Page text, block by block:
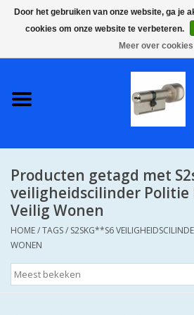
S2 COMPLETE VEILIGE
SKG**
S2 CILINDER SLOTEN IN
IEDERE GEWENSTE MAAT MET
GEWONE GENUMMERDE
SLEUTELS SKG**
Producten getagd met
veiligheidscilinder Politie
Veilig Wonen
HOME/TAGS/ S2SKG**S6
WONEN
Door het gebruiken van onze website, ga je
cookies om onze website te verbeteren.
Meer over cookies